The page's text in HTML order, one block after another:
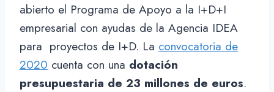
abierto el Programa de Apoyo a la I+D+I
empresarial con ayudas de la Agencia IDEA
para proyectos de I+D. La convocatoria de
2020 cuenta con una dotación
presupuestaria de 23 millones de euros.